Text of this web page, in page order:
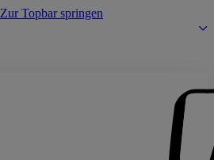
Zur Topbar springen